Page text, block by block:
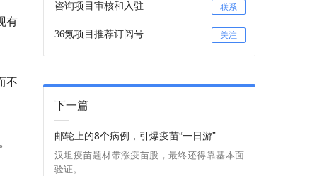
有
不
咨询项目审核和入驻 联系
36氪项目推荐订阅号 关注
下一篇
邮轮上的8个病例，引爆疫苗“一日游”
汉坦疫苗题材带涨疫苗股，最终还得靠基本面
验证。